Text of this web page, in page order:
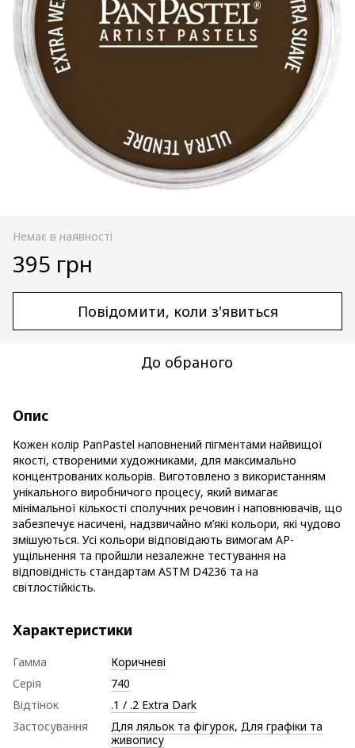
Немає в наявності
395 грн
Повідомити, коли з'явиться
До обраного
Опис
Кожен колір PanPastel наповнений пігментами найвищої
якості, створеними художниками, для максимально
концентрованих кольорів. Виготовлено з використанням
унікального виробничого процесу, який вимагає
мінімальної кількості сполучних речовин і наповнювачів, що
забезпечує насичені, надзвичайно м’які кольори, які чудово
змішуються. Усі кольори відповідають вимогам AP-
ущільнення та пройшли незалежне тестування на
відповідність стандартам ASTM D4236 та на
світлостійкість.
Характеристики
Гамма
Коричневі
Серія
740
Відтінок
.1 / .2 Extra Dark
Застосування
Для ляльок та фігурок, Для графіки та
живопису